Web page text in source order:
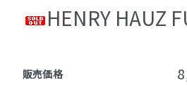
HENRY HAUZ
販売価格